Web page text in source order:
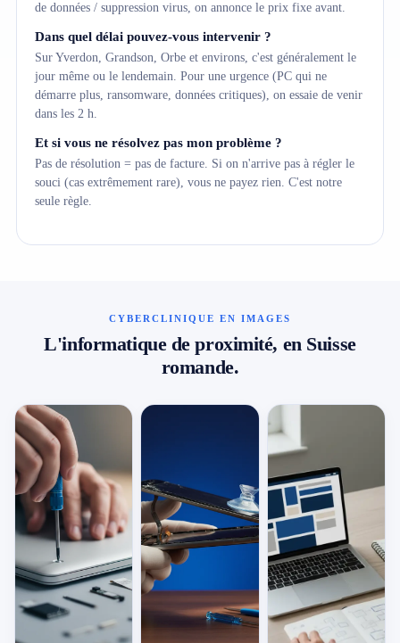
de données / suppression virus, on annonce le prix fixe avant.
Dans quel délai pouvez-vous intervenir ?
Sur Yverdon, Grandson, Orbe et environs, c'est généralement le
jour même ou le lendemain. Pour une urgence (PC qui ne
démarre plus, ransomware, données critiques), on essaie de venir
dans les 2 h.
Et si vous ne résolvez pas mon problème ?
Pas de résolution = pas de facture. Si on n'arrive pas à régler le
souci (cas extrêmement rare), vous ne payez rien. C'est notre
seule règle.
CYBERCLINIQUE EN IMAGES
L'informatique de proximité, en Suisse
romande.